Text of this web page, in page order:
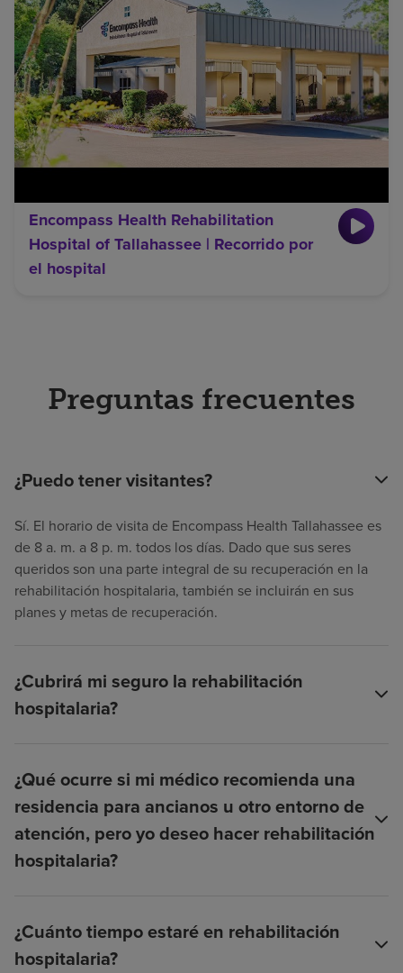
Encompass Health Rehabilitation
Hospital of Tallahassee | Recorrido por
el hospital
Preguntas frecuentes
¿Puedo tener visitantes?
Sí. El horario de visita de Encompass Health Tallahassee es
de 8 a. m. a 8 p. m. todos los días. Dado que sus seres
queridos son una parte integral de su recuperación en la
rehabilitación hospitalaria, también se incluirán en sus
planes y metas de recuperación.
¿Cubrirá mi seguro la rehabilitación
hospitalaria?
¿Qué ocurre si mi médico recomienda una
residencia para ancianos u otro entorno de
atención, pero yo deseo hacer rehabilitación
hospitalaria?
¿Cuánto tiempo estaré en rehabilitación
hospitalaria?